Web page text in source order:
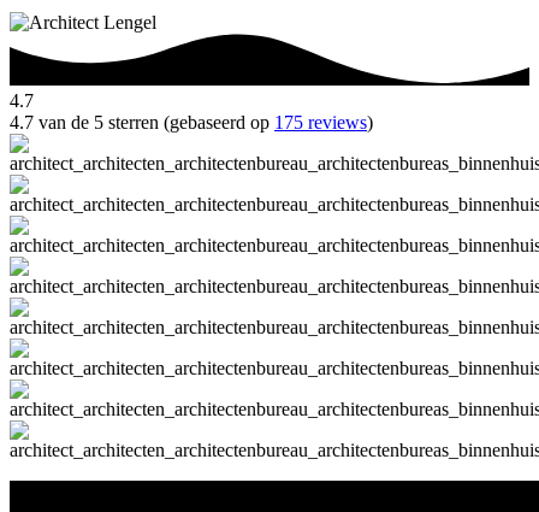
4.7
4.7 van de 5 sterren (gebaseerd op 175 reviews)